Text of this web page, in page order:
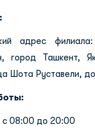
адрес филиала:
город Ташкент,
Шота Руставели,
с 08:00 до 20:00